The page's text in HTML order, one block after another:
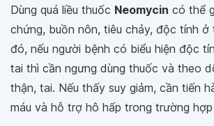
Dùng quá liều thuốc Neomycin có thể
chứng, buồn nôn, tiêu chảy, độc tính ở
đó, nếu người bệnh có biểu hiện độc
tai thì cần ngưng dùng thuốc và theo
thận, tai. Nếu thấy suy giảm, cần tiến
máu và hỗ trợ hô hấp trong trường